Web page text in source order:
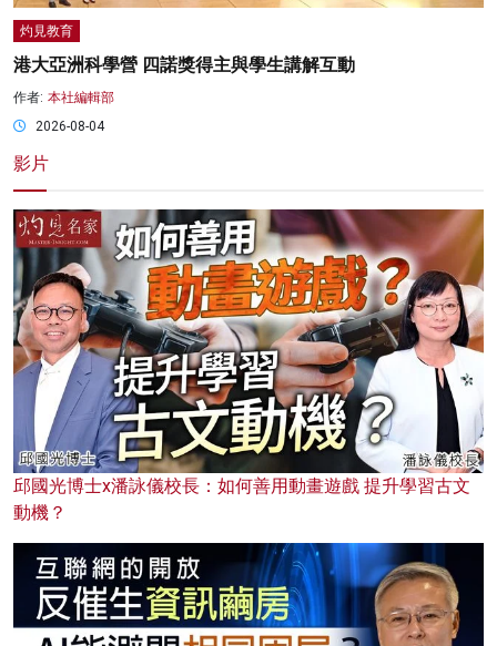
灼見教育
港大亞洲科學營 四諾獎得主與學生講解互動
作者: 本社編輯部
2026-08-04
影片
邱國光博士x潘詠儀校長：如何善用動畫遊戲 提升學習古文
動機？